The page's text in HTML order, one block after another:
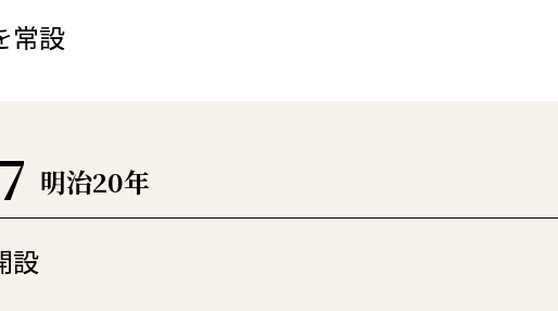
常設
明治20年
設